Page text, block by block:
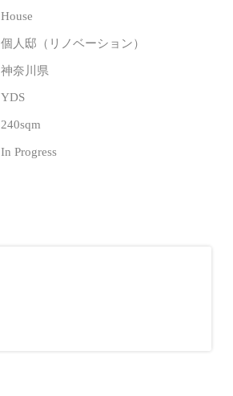
House
個人邸（リノベーション）
神奈川県
YDS
240sqm
In Progress